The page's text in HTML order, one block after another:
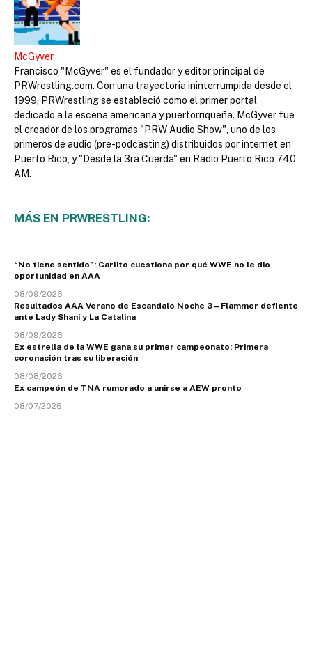
McGyver
Francisco "McGyver" es el fundador y editor principal de
PRWrestling.com. Con una trayectoria ininterrumpida desde el
1999, PRWrestling se estableció como el primer portal
dedicado a la escena americana y puertorriqueña. McGyver fue
el creador de los programas "PRW Audio Show", uno de los
primeros de audio (pre-podcasting) distribuidos por internet en
Puerto Rico, y "Desde la 3ra Cuerda" en Radio Puerto Rico 740
AM.
MÁS EN PRWRESTLING:
“No tiene sentido”: Carlito cuestiona por qué WWE no le dio
oportunidad en AAA
08/09/2026
Resultados AAA Verano de Escandalo Noche 3 – Flammer defiente
ante Lady Shani y La Catalina
08/09/2026
Ex estrella de la WWE gana su primer campeonato; Primera
coronación tras su liberación
08/08/2026
Ex campeón de TNA rumorado a unirse a AEW pronto
08/07/2026